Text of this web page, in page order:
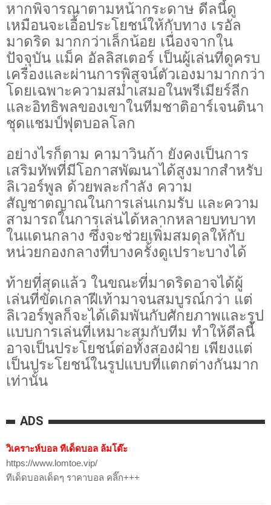
หากพิจารณาตามหน้ากระดาษ ดีลนี้ดู
เหมือนจะเอื้อประโยชน์ให้กับทาง เรอัล
มาดริด มากกว่าเล็กน้อย เนื่องจากใน
ปัจจุบัน แม็ค อัลลิสเตอร์ เป็นผู้เล่นที่ดูครบ
เครื่องและผ่านการพิสูจน์ตัวเองมามากกว่า
โดยเฉพาะความสม่ำเสมอในพรีเมียร์ลีก
และอิทธิพลของเขาในทีมชาติอาร์เจนตินา
ชุดแชมป์ฟุตบอลโลก
อย่างไรก็ตาม คามาวินก้า ยังคงเป็นการ
เสริมทัพที่มีโอกาสพัฒนาได้สูงมากสำหรับ
ลิเวอร์พูล ด้วยพละกำลัง ความ
สัญชาตญาณในการเล่นเกมรับ และความ
สามารถในการเล่นได้หลากหลายบทบาท
ในแดนกลาง ซึ่งจะช่วยเพิ่มสมดุลให้กับ
หน่วยกองกลางที่บางครั้งดูเปราะบางได้
ท้ายที่สุดแล้ว ในขณะที่มาดริดอาจได้ผู้
เล่นที่ขัดเกลาฝีเท้ามาจนสมบูรณ์กว่า แต่
ลิเวอร์พูลก็จะได้เดิมพันกับศักยภาพและรูป
แบบการเล่นที่เหมาะสมกับทีม ทำให้ดีลนี้
อาจเป็นประโยชน์ต่อทั้งสองฝ่าย เพียงแต่
เป็นประโยชน์ในรูปแบบที่แตกต่างกันมาก
เท่านั้น
ADS
วิเคราะห์บอล ทีเด็ดบอล ล้มโต๊ะ
https://www.lomtoe.vip/
ทีเด็ดบอลเด็ดๆ ราคาบอล คลิ๊ก+++